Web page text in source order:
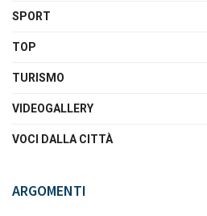
SPORT
TOP
TURISMO
VIDEOGALLERY
VOCI DALLA CITTÀ
ARGOMENTI